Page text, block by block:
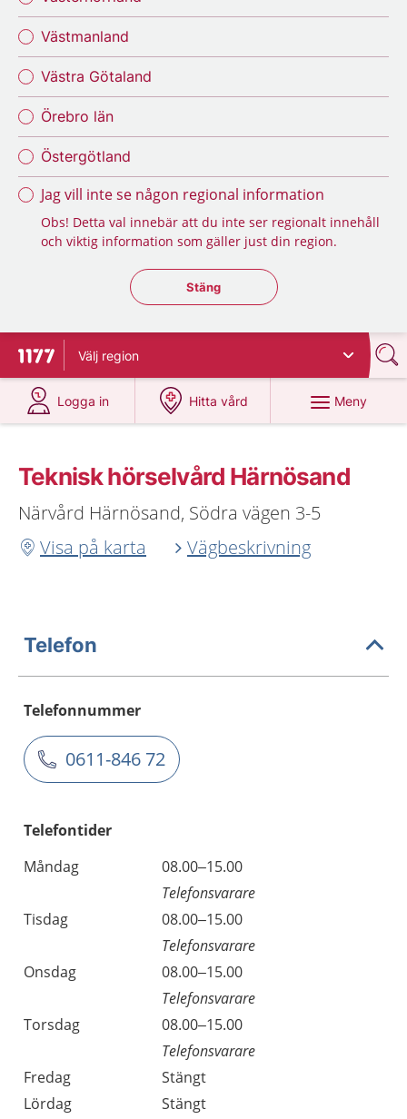
Västmanland
Västra Götaland
Örebro län
Östergötland
Jag vill inte se någon regional information
Obs! Detta val innebär att du inte ser regionalt innehåll
och viktig information som gäller just din region.
Stäng regionsväljaren
Stäng
Till startsidan för 1177
Välj region
Logga in
på 1177.se
Hitta vård
på 1177.se
Meny
Teknisk hörselvård Härnösand
Närvård Härnösand, Södra vägen 3-5
Visa på karta
Vägbeskrivning
Telefon
Telefonnummer
0611-846 72
Telefontider
Måndag
08.00–15.00
Telefonsvarare
Tisdag
08.00–15.00
Telefonsvarare
Onsdag
08.00–15.00
Telefonsvarare
Torsdag
08.00–15.00
Telefonsvarare
Fredag
Stängt
Lördag
Stängt